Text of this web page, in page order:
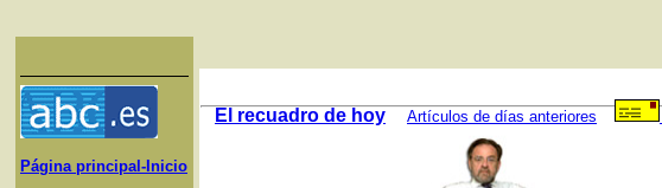
Página principal-Inicio
El recuadro de hoy Artículos de días anteriores